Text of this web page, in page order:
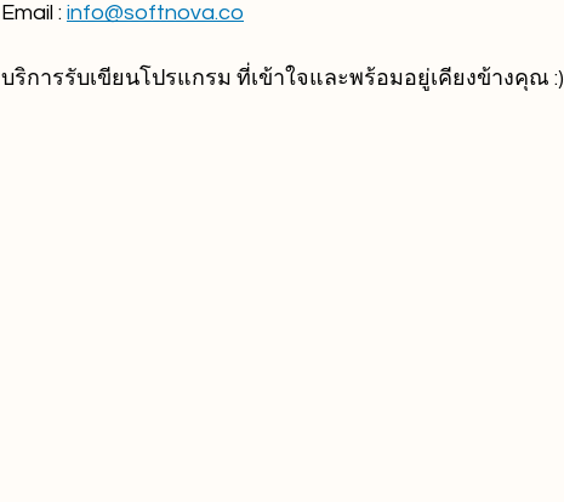
Email : info@softnova.co
บริการรับเขียนโปรแกรม ที่เข้าใจและพร้อมอยู่เคียงข้างคุณ :)